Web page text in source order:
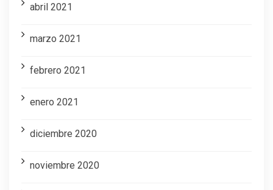
abril 2021
marzo 2021
febrero 2021
enero 2021
diciembre 2020
noviembre 2020